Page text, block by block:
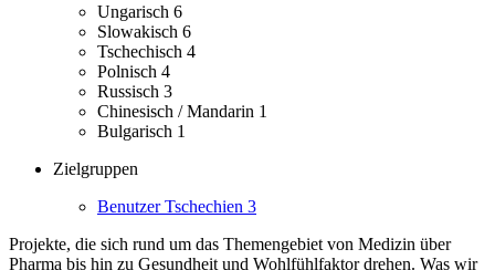
Ungarisch 6
Slowakisch 6
Tschechisch 4
Polnisch 4
Russisch 3
Chinesisch / Mandarin 1
Bulgarisch 1
Zielgruppen
Benutzer Tschechien 3
Projekte, die sich rund um das Themengebiet von Medizin über
Pharma bis hin zu Gesundheit und Wohlfühlfaktor drehen. Was wir